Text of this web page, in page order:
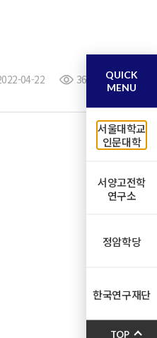
04-22 363
QUICK
MENU
서울대학교
인문대학
서양고전학
연구소
정암학당
한국연구재단
TOP